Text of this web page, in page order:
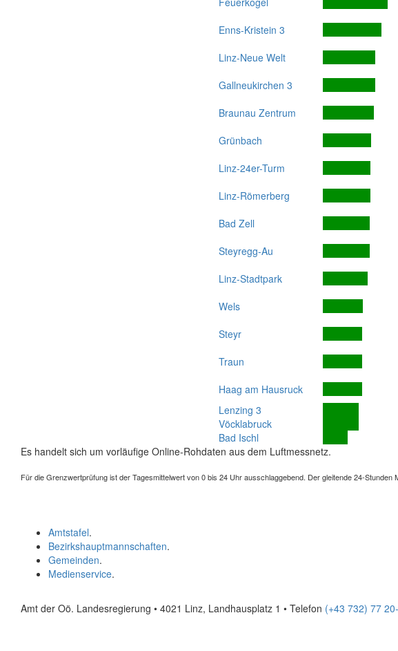
Enns-Kristein 3
Linz-Neue Welt
Gallneukirchen 3
Braunau Zentrum
Grünbach
Linz-24er-Turm
Linz-Römerberg
Bad Zell
Steyregg-Au
Linz-Stadtpark
Wels
Steyr
Traun
Haag am Hausruck
Lenzing 3
Vöcklabruck
Bad Ischl
Es handelt sich um vorläufige Online-Rohdaten aus dem Luftmessnetz.
Für die Grenzwertprüfung ist der Tagesmittelwert von 0 bis 24 Uhr ausschlaggebend. Der gleitende 24-Stunden
Amtstafel.
Bezirkshauptmannschaften.
Gemeinden.
Medienservice.
Amt der Oö. Landesregierung • 4021 Linz, Landhausplatz 1 • Telefon (+43 732) 77